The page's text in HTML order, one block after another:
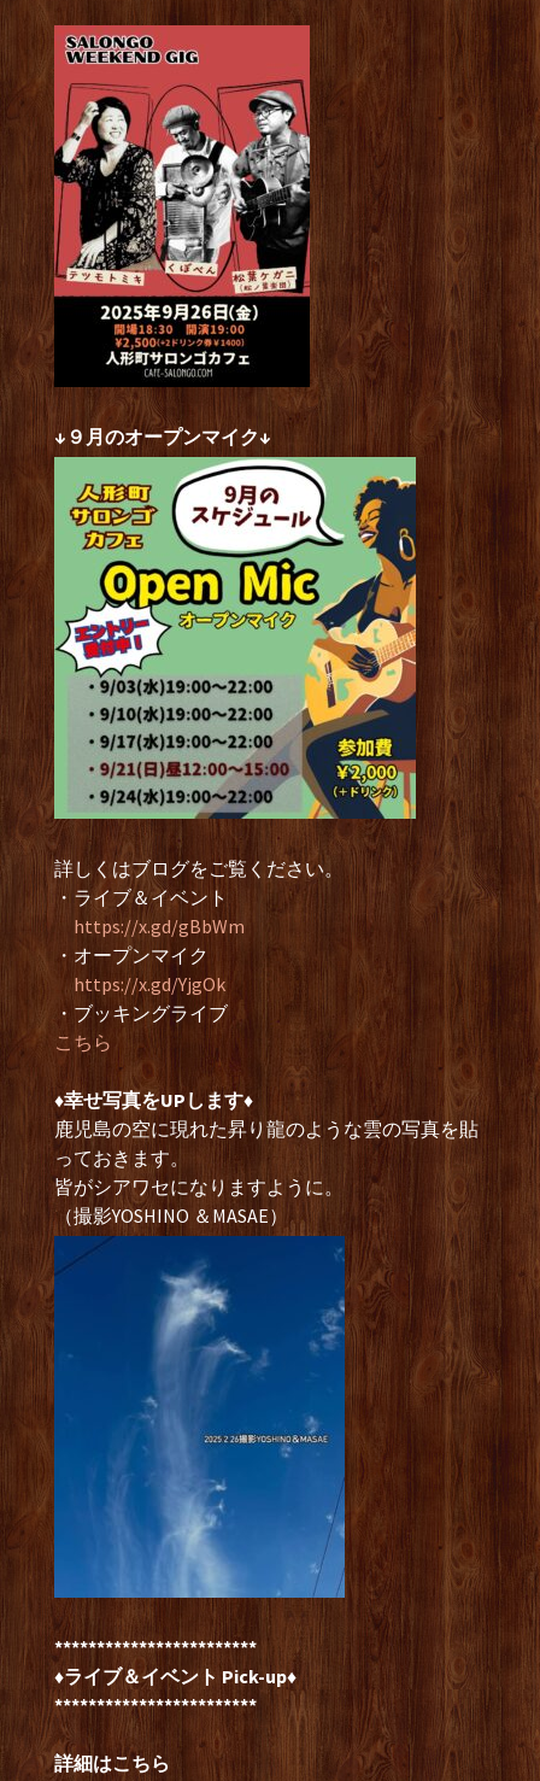
↓９月のオープンマイク↓
詳しくはブログをご覧ください。
・ライブ＆イベント
https://x.gd/gBbWm
・オープンマイク
https://x.gd/YjgOk
・ブッキングライブ
こちら
♦︎幸せ写真をUPします♦︎
鹿児島の空に現れた昇り龍のような雲の写真を貼
っておきます。
皆がシアワセになりますように。
（撮影YOSHINO ＆MASAE）
************************
♦ライブ＆イベント Pick-up♦
************************
詳細はこちら